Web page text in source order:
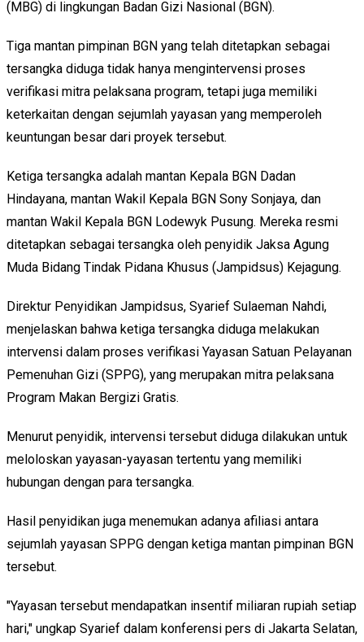
(MBG) di lingkungan Badan Gizi Nasional (BGN).
Tiga mantan pimpinan BGN yang telah ditetapkan sebagai
tersangka diduga tidak hanya mengintervensi proses
verifikasi mitra pelaksana program, tetapi juga memiliki
keterkaitan dengan sejumlah yayasan yang memperoleh
keuntungan besar dari proyek tersebut.
Ketiga tersangka adalah mantan Kepala BGN Dadan
Hindayana, mantan Wakil Kepala BGN Sony Sonjaya, dan
mantan Wakil Kepala BGN Lodewyk Pusung. Mereka resmi
ditetapkan sebagai tersangka oleh penyidik Jaksa Agung
Muda Bidang Tindak Pidana Khusus (Jampidsus) Kejagung.
Direktur Penyidikan Jampidsus, Syarief Sulaeman Nahdi,
menjelaskan bahwa ketiga tersangka diduga melakukan
intervensi dalam proses verifikasi Yayasan Satuan Pelayanan
Pemenuhan Gizi (SPPG), yang merupakan mitra pelaksana
Program Makan Bergizi Gratis.
Menurut penyidik, intervensi tersebut diduga dilakukan untuk
meloloskan yayasan-yayasan tertentu yang memiliki
hubungan dengan para tersangka.
Hasil penyidikan juga menemukan adanya afiliasi antara
sejumlah yayasan SPPG dengan ketiga mantan pimpinan BGN
tersebut.
"Yayasan tersebut mendapatkan insentif miliaran rupiah setiap
hari," ungkap Syarief dalam konferensi pers di Jakarta Selatan,